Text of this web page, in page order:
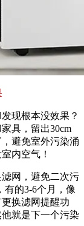
现根本没效果？
具，留出30cm
避免室外污染涌
内空气！
网，避免二次污
有的3-6个月，像
换滤网提醒功
就是下一个污染